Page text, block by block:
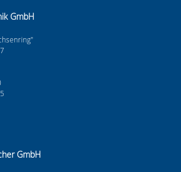
GmbH
GmbH